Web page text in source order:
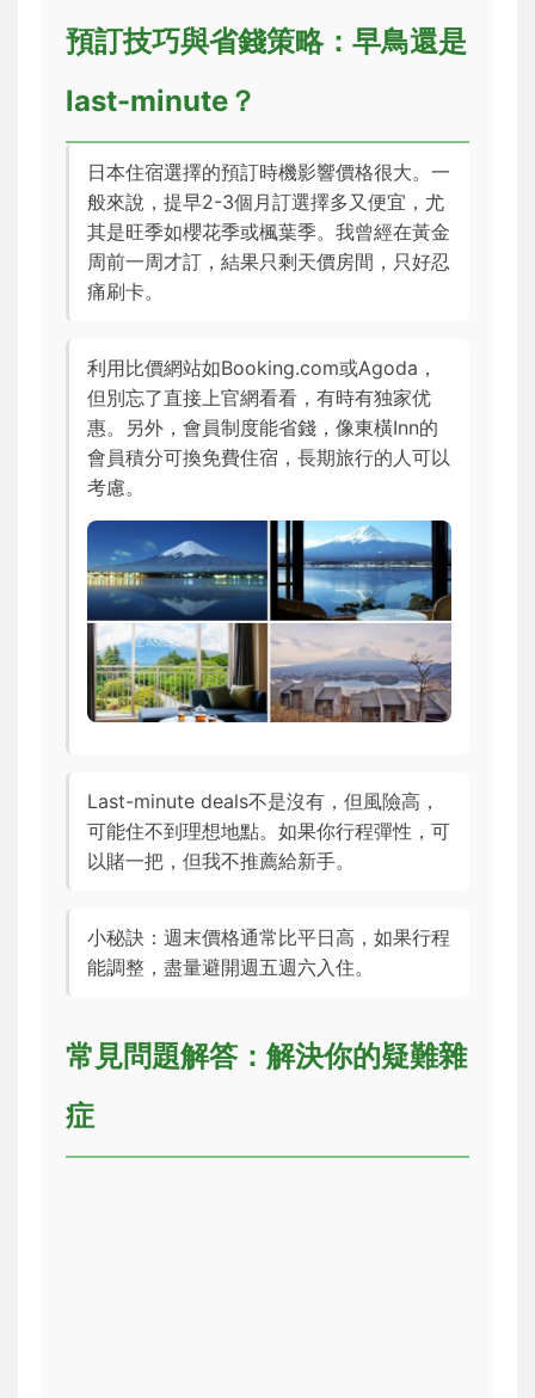
預訂技巧與省錢策略：早鳥還是
last-minute？
日本住宿選擇的預訂時機影響價格很大。一
般來說，提早2-3個月訂選擇多又便宜，尤
其是旺季如櫻花季或楓葉季。我曾經在黃金
周前一周才訂，結果只剩天價房間，只好忍
痛刷卡。
利用比價網站如Booking.com或Agoda，
但別忘了直接上官網看看，有時有独家优
惠。另外，會員制度能省錢，像東橫Inn的
會員積分可換免費住宿，長期旅行的人可以
考慮。
Last-minute deals不是沒有，但風險高，
可能住不到理想地點。如果你行程彈性，可
以賭一把，但我不推薦給新手。
小秘訣：週末價格通常比平日高，如果行程
能調整，盡量避開週五週六入住。
常見問題解答：解決你的疑難雜
症